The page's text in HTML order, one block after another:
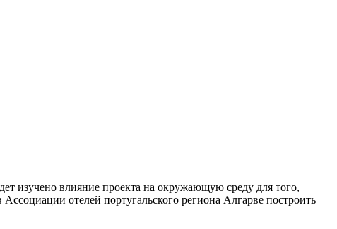
изучено влияние проекта на окружающую среду для того,
отелей португальского региона Алгарве построить